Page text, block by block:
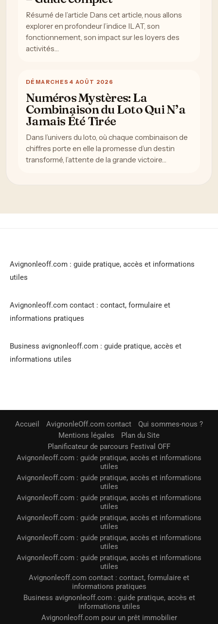
Résumé de l’article Dans cet article, nous allons
explorer en profondeur l’indice ILAT, son
fonctionnement, son impact sur les loyers des
activités…
DÉMARCHES 4 AOÛT 2026
Numéros Mystères: La
Combinaison du Loto Qui N’a
Jamais Été Tirée
Dans l’univers du loto, où chaque combinaison de
chiffres porte en elle la promesse d’un destin
transformé, l’attente de la grande victoire…
Avignonleoff.com : guide pratique, accès et informations
utiles
Avignonleoff.com contact : contact, formulaire et
informations pratiques
Business avignonleoff.com : guide pratique, accès et
informations utiles
Accueil AvignonleOff.com contact
Qui sommes-nous ?
Mentions légales
Plan du Site
Planificateur de parcours Festival OFF
Avignonleoff.com : guide pratique, accès et informations
utiles
Avignonleoff.com : guide pratique, accès et informations
utiles
Avignonleoff.com : guide pratique, accès et informations
utiles
Avignonleoff.com : guide pratique, accès et informations
utiles
Avignonleoff.com : guide pratique, accès et informations
utiles
Avignonleoff.com : guide pratique, accès et informations
utiles
Avignonleoff.com contact : contact, formulaire et
informations pratiques
Business avignonleoff.com : guide pratique, accès et
informations utiles
Avignonleoff.com pour un prêt immobilier